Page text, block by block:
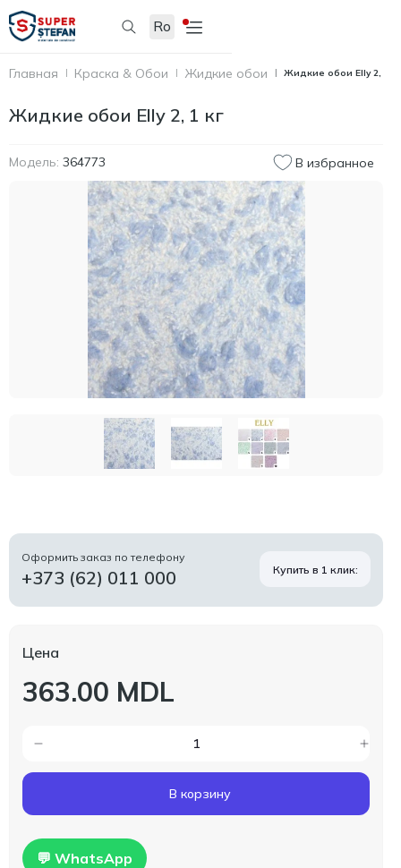
Ro
Главная Краска & Обои Жидкие обои Жидкие обои Elly 2, 1 кг
Жидкие обои Elly 2, 1 кг
Модель: 364773 В избранное
Оформить заказ по телефону
+373 (62) 011 000 Купить в 1 клик:
Цена
363.00 MDL
В корзину
💬 WhatsApp